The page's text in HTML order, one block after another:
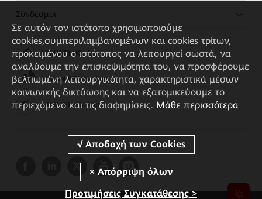
Σύνδεσμοι
HUAWEI eKit App
Huawei HiKnow App
HUAWEI eFly App
Σε αυτόν τον ιστότοπο χρησιμοποιούμε
cookies,συμπεριλαμβανομένων και cookies τρίτων,
προκειμένου ο ιστότοπος να λειτουργεί σωστά, να
αναλύουμε την επισκεψιμότητα του, να προσφέρουμε
βελτιωμένη λειτουργικότητα, χαρακτηριστικά μέσων
κοινωνικής δικτύωσης και να εξατομικεύουμε το
περιεχόμενο και τις διαφημίσεις. Μάθε περισσότερα
Προτιμήσεις Συγκατάθεσης >